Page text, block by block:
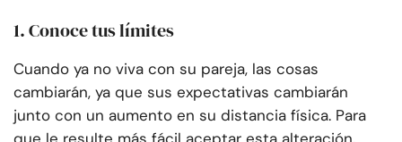
1. Conoce tus límites
Cuando ya no viva con su pareja, las cosas
cambiarán, ya que sus expectativas cambiarán
junto con un aumento en su distancia física. Para